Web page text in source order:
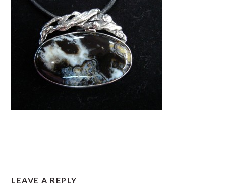
INTERACTIONS
LEAVE A REPLY